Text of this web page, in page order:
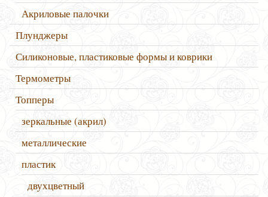
Акриловые палочки
Плунджеры
Силиконовые, пластиковые формы и коврики
Термометры
Топперы
зеркальные (акрил)
металлические
пластик
двухцветный